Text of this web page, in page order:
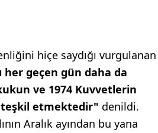
hiçe saydığı vurgulanan
her geçen gün daha da
ve 1974 Kuvvetlerin
teşkil etmektedir" denildi.
Aralık ayından bu yana